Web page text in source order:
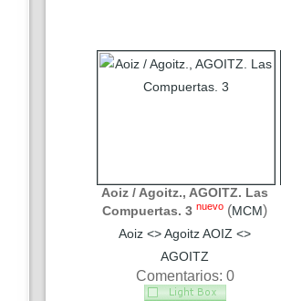
Aoiz / Agoitz., AGOITZ. Las
Compuertas. 3 nuevo (MCM)
Aoiz <> Agoitz AOIZ <>
AGOITZ
Comentarios: 0